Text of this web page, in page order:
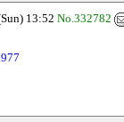
13:52 No.332782